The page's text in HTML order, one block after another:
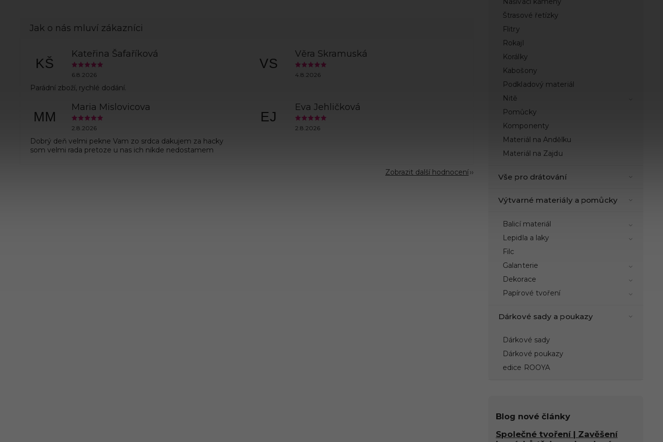
Štrasové řetízky
Flitry
Rokajl
Korálky
Kabošony
Podkladový materiál
Nitě
Pomůcky
Komponenty
Materiál na Andělku
Materiál na Zajdu
Vše pro drátování
Výtvarné materiály a pomůcky
Balicí materiál
Lepidla a laky
Filc
Galanterie
Dekorace
Papírové tvoření
Dárkové sady a poukazy
Dárkové sady
Dárkové poukazy
edice ROOYA
Blog nové články
Společné tvoření | Zavěšení
KŠ
Kateřina Šafaříková
6.8.2026
Parádní zboží, rychlé dodání.
VS
Věra Skramuská
4.8.2026
MM
Maria Mislovicova
2.8.2026
Dobrý deň velmi pekne Vam zo srdca dakujem za hacky
som velmi rada pretoze u nas ich nikde nedostamem
EJ
Eva Jehličková
2.8.2026
Zobrazit další hodnocení